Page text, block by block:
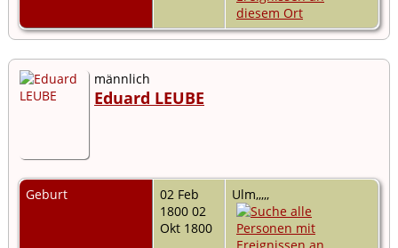
männlich
Eduard LEUBE
Geburt
02 Feb
1800 02
Okt 1800
Ulm,,,,,